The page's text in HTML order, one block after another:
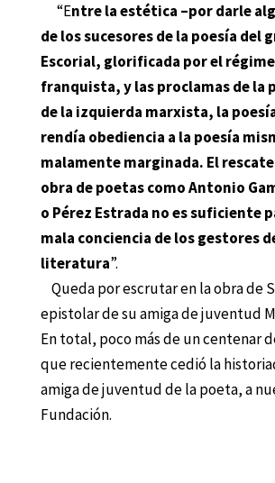
“Entre la estética –por darle
de los sucesores de la poesía del
Escorial, glorificada por el
franquista, y las proclamas de la
de la izquierda marxista, la
rendía obediencia a la poesía
malamente marginada. El
obra de poetas como Antonio
o Pérez Estrada no es suficiente
mala conciencia de los gestores
literatura”.
Queda por escrutar en la obra de
epistolar de su amiga de juventud
En total, poco más de un centenar
que recientemente cedió la
amiga de juventud de la poeta, a
Fundación.